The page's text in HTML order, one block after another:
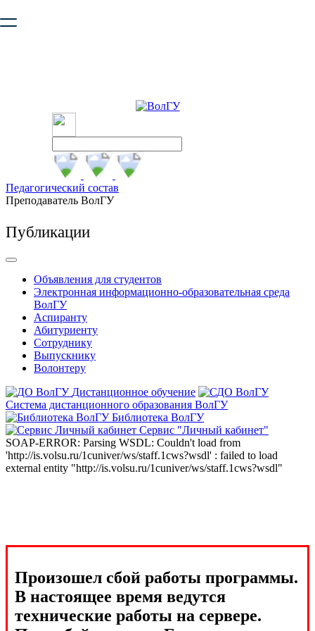
безопасную работу с сайтом. Пожалуйста
Педагогический состав
Преподаватель ВолГУ
Публикации
Объявления для студентов
Электронная информационно-образовательная среда
ВолГУ
Аспиранту
Абитуриенту
Сотруднику
Выпускнику
Волонтеру
Дистанционное обучение
Система дистанционного образования ВолГУ
Библиотека ВолГУ
Сервис "Личный кабинет"
SOAP-ERROR: Parsing WSDL: Couldn't load from
'http://is.volsu.ru/1cuniver/ws/staff.1cws?wsdl' : failed to load
external entity "http://is.volsu.ru/1cuniver/ws/staff.1cws?wsdl"
Произошел сбой работы программы.
В настоящее время ведутся
технические работы на сервере.